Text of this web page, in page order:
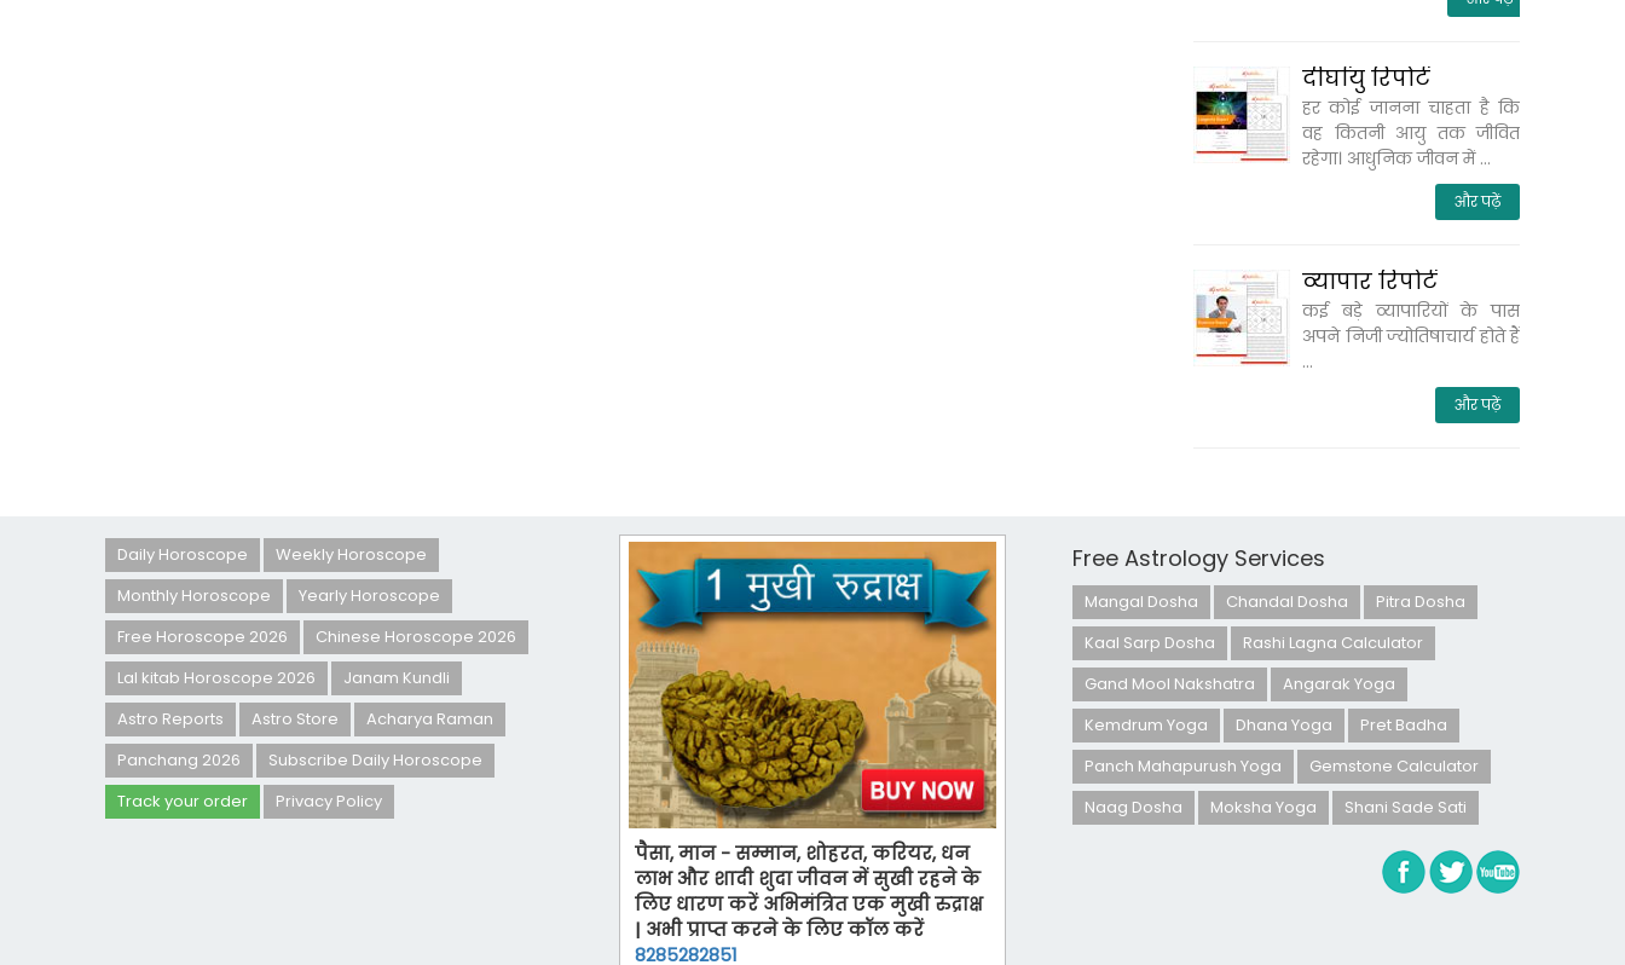
दीर्घायु रिपोर्ट
हर कोई जानना चाहता है कि
वह कितनी आयु तक जीवित
रहेगा। आधुनिक जीवन में ...
और पढ़ें
व्‍यापार रिपोर्ट
कई बड़े व्‍यापारियों के पास
अपने निजी ज्‍योतिषाचार्य होते हैं
...
और पढ़ें
Daily Horoscope
Weekly Horoscope
Monthly Horoscope
Yearly Horoscope
Free Horoscope 2026
Chinese Horoscope 2026
Lal kitab Horoscope 2026
Janam Kundli
Astro Reports
Astro Store
Acharya Raman
Panchang 2026
Subscribe Daily Horoscope
Track your order
Privacy Policy
पैसा, मान - सम्मान, शोहरत, करियर, धन
लाभ और शादी शुदा जीवन में सुखी रहने के
लिए धारण करें अभिमंत्रित एक मुखी रुद्राक्ष
| अभी प्राप्त करने के लिए कॉल करें
8285282851
Free Astrology Services
Mangal Dosha Chandal Dosha
Pitra Dosha
Kaal Sarp Dosha
Rashi Lagna Calculator
Gand Mool Nakshatra
Angarak Yoga
Kemdrum Yoga
Dhana Yoga
Pret Badha
Panch Mahapurush Yoga
Gemstone Calculator
Naag Dosha
Moksha Yoga Shani Sade Sati